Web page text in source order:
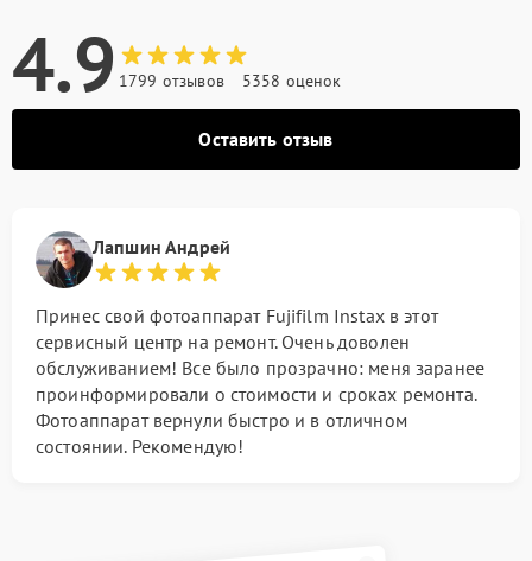
4.9 1799 отзывов 5358 оценок
Оставить отзыв
Лапшин Андрей
Принес свой фотоаппарат Fujifilm Instax в этот
сервисный центр на ремонт. Очень доволен
обслуживанием! Все было прозрачно: меня заранее
проинформировали о стоимости и сроках ремонта.
Фотоаппарат вернули быстро и в отличном
состоянии. Рекомендую!